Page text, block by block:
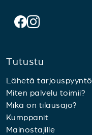
Tutustu
Lähetä tarjouspyyntö
Miten palvelu toimii?
Mikä on tilausajo?
Kumppanit
Mainostajille